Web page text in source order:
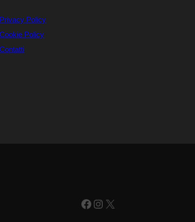
Privacy Policy
Cookie Policy
Contatti
Facebook
Instagram
X